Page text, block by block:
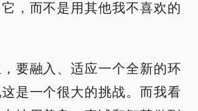
，而不是用其他我不喜欢的
要融入、适应一个全新的环
是一个很大的挑战。而我看